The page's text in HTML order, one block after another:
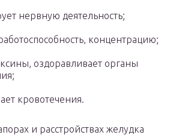
нервную деятельность;
концентрацию;
оздоравливает органы
кровотечения.
и расстройствах желудка